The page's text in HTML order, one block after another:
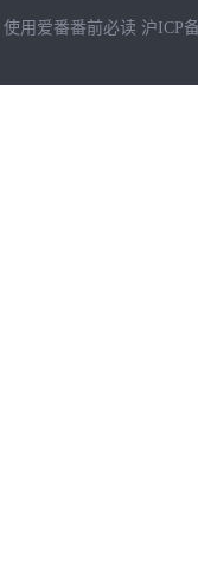
使用爱番番前必读 沪ICP